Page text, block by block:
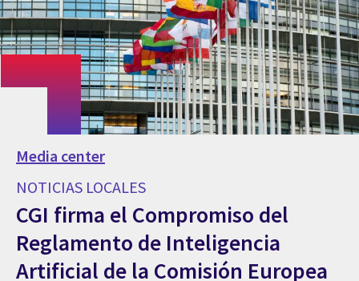
Media center
NOTICIAS LOCALES
CGI firma el Compromiso del
Reglamento de Inteligencia
Artificial de la Comisión Europea